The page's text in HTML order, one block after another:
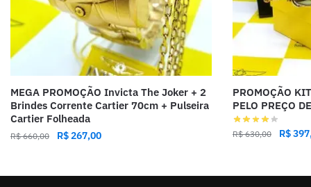
MEGA PROMOÇÃO Invicta The Joker + 2
Brindes Corrente Cartier 70cm + Pulseira
Cartier Folheada
R$660,00 R$267,00
PROMOÇÃO
PELO PREÇO
R$630,00 R$